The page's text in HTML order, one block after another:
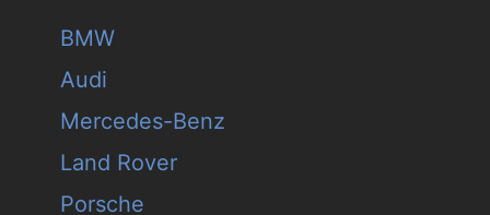
BMW
Audi
Mercedes-Benz
Land Rover
Porsche